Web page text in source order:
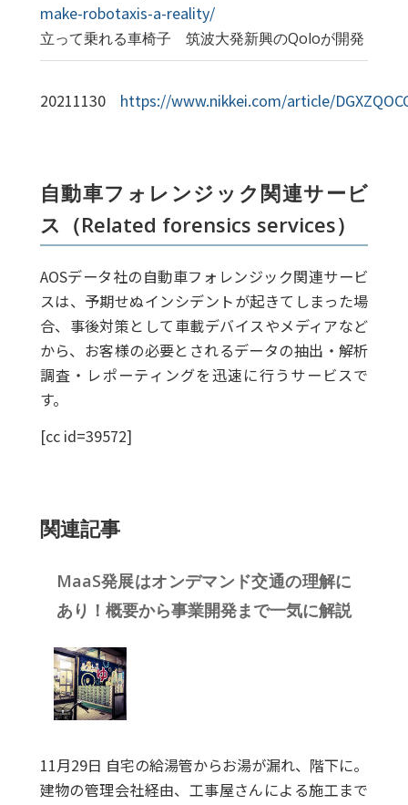
make-robotaxis-a-reality/
立って乗れる車椅子 筑波大発新興のQoloが開発
20211130 https://www.nikkei.com/article/
自動車フォレンジック関連サービ
ス（Related forensics services）
AOSデータ社の自動車フォレンジック関連サービ
スは、予期せぬインシデントが起きてしまった場
合、事後対策として車載デバイスやメディアなど
から、お客様の必要とされるデータの抽出・解析
調査・レポーティングを迅速に行うサービスで
す。
[cc id=39572]
関連記事
MaaS発展はオンデマンド交通の理解に
あり！概要から事業開発まで一気に解説
11月29日 自宅の給湯管からお湯が漏れ、階下に。
建物の管理会社経由、工事屋さんによる施工まで